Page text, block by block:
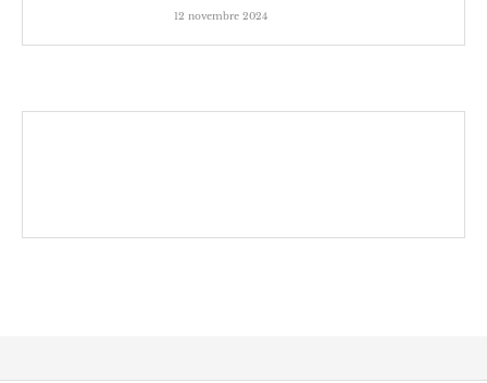
12 novembre 2024